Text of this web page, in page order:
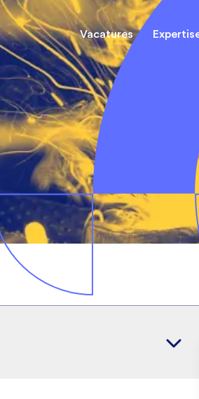
Vacatures
Service Engineers
& Electrical
binnendienst
Commercieel
(Field) Service Engineers
Software & Electrical
Engineers
Monteurs binnendienst